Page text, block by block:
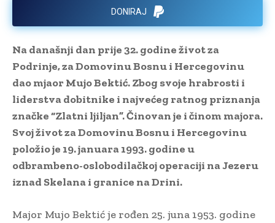
DONIRAJ
Na današnji dan prije 32. godine život za
Podrinje, za Domovinu Bosnu i Hercegovinu
dao mjaor Mujo Bektić. Zbog svoje hrabrosti i
liderstva dobitnike i najvećeg ratnog priznanja
značke “Zlatni ljiljan”. Činovan je i činom majora.
Svoj život za Domovinu Bosnu i Hercegovinu
položio je 19. januara 1993. godine u
odbrambeno-oslobodilačkoj operaciji na Jezeru
iznad Skelana i granice na Drini.
Major Mujo Bektić je rođen 25. juna 1953. godine